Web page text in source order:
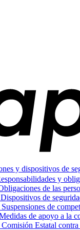
y dispositivos de
y
de las
de
de
de apoyo a la
Estatal